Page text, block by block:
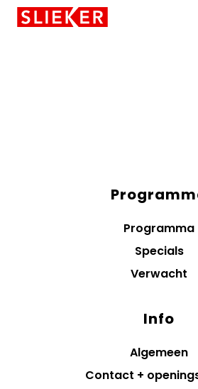
Skiplinks
Programma
Specials
Verwacht
Info
Algemeen
Contact +